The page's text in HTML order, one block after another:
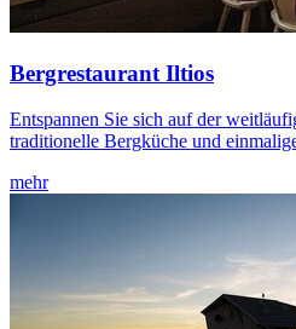
Bergrestaurant Iltios
Entspannen Sie sich auf der
traditionelle Bergküche und
mehr